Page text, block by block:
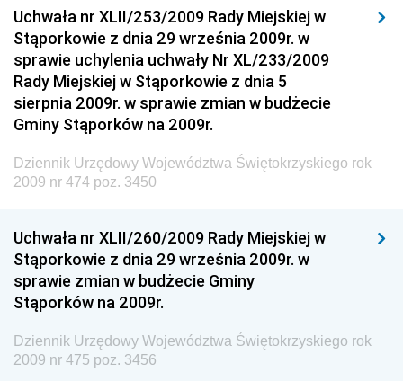
Drogowego
Dziennik Urzędowy Narodowego Banku Polskiego
Dziennik Urzędowy Komendy Głównej Policji
Dziennik Urzędowy Ministra Pracy i Polityki
Społecznej
Dziennik Urzędowy Ministra Transportu, Budownictwa
i Gospodarki Morskiej
Dziennik Urzędowy Ministra Spraw Zagranicznych
Dziennik Urzędowy Centralnego Biura
Antykorupcyjnego
Wewnętrznego
Dziennik Urzędowy Urzędu Patentowego
Uchwała nr XLII/253/2009 Rady Miejskiej w
Stąporkowie z dnia 29 września 2009r. w
sprawie uchylenia uchwały Nr XL/233/2009
Rady Miejskiej w Stąporkowie z dnia 5
sierpnia 2009r. w sprawie zmian w budżecie
Gminy Stąporków na 2009r.
Dziennik Urzędowy Województwa Świętokrzyskiego rok
2009 nr 474 poz. 3450
Uchwała nr XLII/260/2009 Rady Miejskiej w
Stąporkowie z dnia 29 września 2009r. w
sprawie zmian w budżecie Gminy
Stąporków na 2009r.
Dziennik Urzędowy Województwa Świętokrzyskiego rok
2009 nr 475 poz. 3456